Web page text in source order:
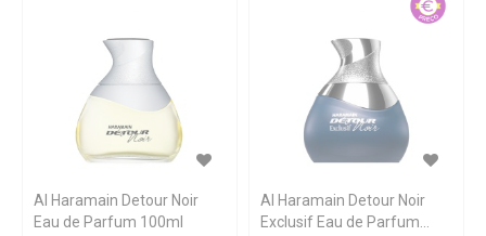
Al Haramain Detour Noir
Eau de Parfum 100ml
Al Haramain Detour Noir
Exclusif Eau de Parfum